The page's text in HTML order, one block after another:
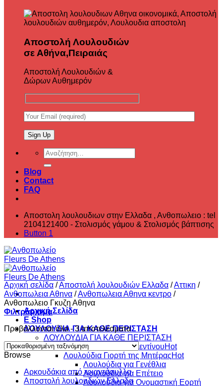
Αποστολή Λουλουδιών
σε Αθήνα,Πειραιάς
Αποστολή Λουλουδιών &
Δώρων Αυθημερόν
Αναζήτηση
για:
Blog
Contact
FAQ
Αποστολη λουλουδιων στην Ελλαδα , ‎Ανθοπωλειο : tel
2104121400 - Στολισμός γάμου & Στολισμός βάπτισης
Button 1
Αρχική Σελίδα
E Shop
ΛΟΥΛΟΥΔΙΑ ΓΙΑ ΚΑΘΕ ΠΕΡΙΣΤΑΣΗ
ΛΟΥΛΟΥΔΙΑ ΓΙΑ ΚΑΘΕ ΠΕΡΙΣΤΑΣΗ
Λουλούδια Αγίου Βαλεντίνου
Λουλούδια Γιορτή της Μητέρας
Λουλούδια για Γενέθλια
Λουλούδια για Επέτειο
Λουλούδια για Ονομαστική Εορτή
Αρχική σελίδα /Αποστολή λουλουδιών Ελλαδα /Αττικη /
Ανθοπωλεια Αθηνα /Ανθοπωλεια Αθηνα κεντρο /
Ανθοπωλειο Γκυζη Αθηνα
Φιλτράρισμα
Προβάλλονται όλα - 3 αποτελέσματα
Browse
Aρκουδάκια από τριαντάφυλλα
Αποστολή λουλουδιών Ελλαδα